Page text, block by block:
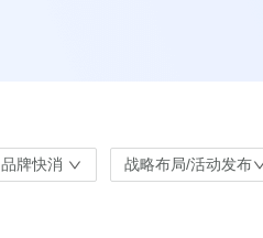
品牌快消 战略布局/活动发布